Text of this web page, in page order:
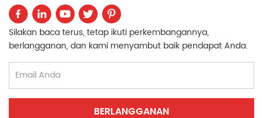
Silakan baca terus, tetap ikuti perkembangannya,
berlangganan, dan kami menyambut baik pendapat Anda.